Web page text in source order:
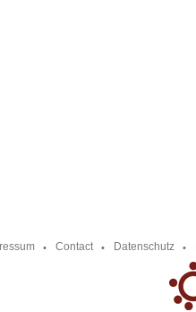
Contact Datenschutz